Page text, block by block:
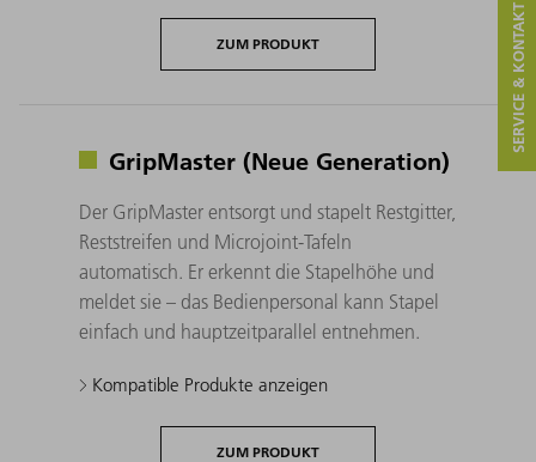
ZUM PRODUKT
GripMaster (Neue Generation)
Der GripMaster entsorgt und stapelt Restgitter,
Reststreifen und Microjoint-Tafeln
automatisch. Er erkennt die Stapelhöhe und
meldet sie – das Bedienpersonal kann Stapel
einfach und hauptzeitparallel entnehmen.
Kompatible Produkte anzeigen
ZUM PRODUKT
SERVICE & KONTAKT